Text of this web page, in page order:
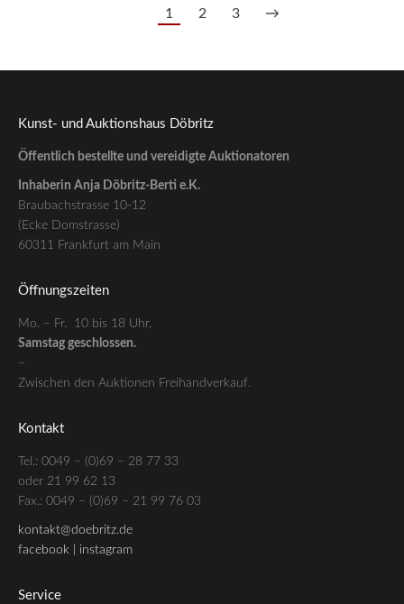
1 2 3 →
Kunst- und Auktionshaus Döbritz
Öffentlich bestellte und vereidigte Auktionatoren
Inhaberin Anja Döbritz-Berti e.K.
Braubachstrasse 10-12
(Ecke Domstrasse)
60311 Frankfurt am Main
Öffnungszeiten
Mo. – Fr. 10 bis 18 Uhr,
Samstag geschlossen.
–
Zwischen den Auktionen Freihandverkauf.
Kontakt
Tel.: 0049 – (0)69 – 28 77 33
oder 21 99 62 13
Fax.: 0049 – (0)69 – 21 99 76 03
kontakt@doebritz.de
facebook | instagram
Service